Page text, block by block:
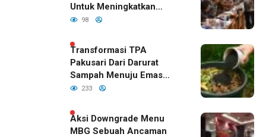
Untuk Meningkatkan
Kualitas Anak Bangsa,
RI
98
Transformasi TPA
Pakusari Dari Darurat
Sampah Menuju Emas
Hijau di Era Kepemimpinan
233
Aksi Downgrade Menu
MBG Sebuah Ancaman